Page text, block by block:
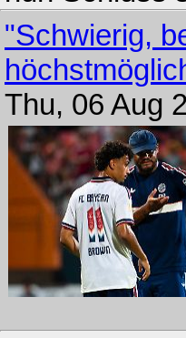
"Schwierig,
Thu, 06 Aug